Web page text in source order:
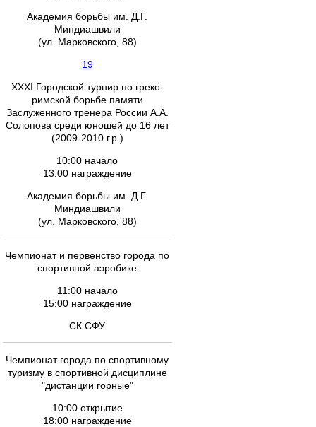
Академия борьбы им. Д.Г.
Миндиашвили
(ул. Марковского, 88)
19
XXXI Городской турнир по греко-
римской борьбе памяти
Заслуженного тренера России А.А.
Солопова среди юношей до 16 лет
(2009-2010 г.р.)
10:00 начало
13:00 награждение
Академия борьбы им. Д.Г.
Миндиашвили
(ул. Марковского, 88)
Чемпионат и первенство города по
спортивной аэробике
11:00 начало
15:00 награждение
СК СФУ
Чемпионат города по спортивному
туризму в спортивной дисциплине
"дистанции горные"
10:00 открытие
18:00 награждение